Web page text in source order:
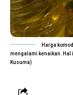
Harga
mengalami kenaikan. Hal
Kusuma)